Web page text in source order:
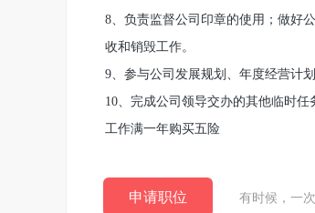
8、负责监督公司印章的使用；做好
收和销毁工作。
9、参与公司发展规划、年度经营计
10、完成公司领导交办的其他临时任
工作满一年购买五险
申请职位 有时候，一